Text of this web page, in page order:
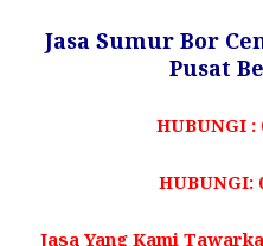
Jasa Sumur Bor
Pusat
HUBUNGI :
HUBUNGI:
Jasa Yang Kami